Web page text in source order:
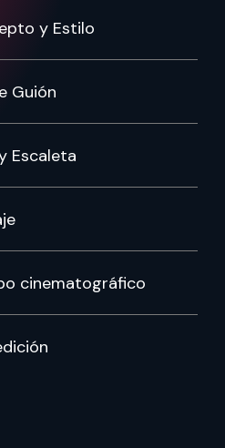
y Estilo
Guión
Escaleta
cinematográfico